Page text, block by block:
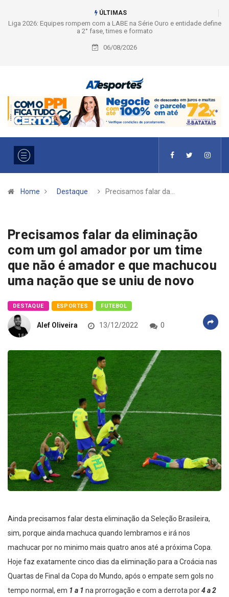
ÚLTIMAS
Liga 2026: Equipes rompem com a LABE na Série Ouro e entidade define
a 2° fase, times e formato
06/08/2026
Home Destaque Precisamos falar da…
Precisamos falar da eliminação
com um gol amador por um time
que não é amador e que machucou
uma nação que se uniu de novo
DESTAQUE ESPORTES FUTEBOL
Alef Oliveira 13/12/2022 0
Ainda precisamos falar desta eliminação da Seleção Brasileira,
sim, porque ainda machuca quando lembramos e irá nos
machucar por no minimo mais quatro anos até a próxima Copa.
Hoje faz exatamente cinco dias da eliminação para a Croácia nas
Quartas de Final da Copa do Mundo, após o empate sem gols no
tempo normal, em 1 a 1 na prorrogação e com a derrota por4 a 2